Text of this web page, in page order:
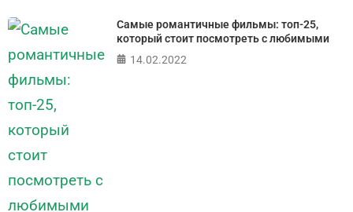
Самые романтичные фильмы: топ-25,
который стоит посмотреть с любимыми
14.02.2022